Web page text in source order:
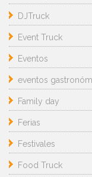
DJTruck
Event Truck
Eventos
eventos
Family day
Ferias
Festivales
Food Truck